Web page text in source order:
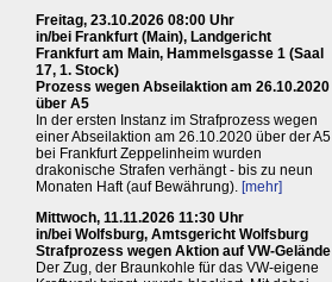
Freitag, 23.10.2026 08:00 Uhr
in/bei Frankfurt (Main), Landgericht
Frankfurt am Main, Hammelsgasse 1 (Saal
17, 1. Stock)
Prozess wegen Abseilaktion am 26.10.2020
über A5
In der ersten Instanz im Strafprozess wegen
einer Abseilaktion am 26.10.2020 über der A5
bei Frankfurt Zeppelinheim wurden
drakonische Strafen verhängt - bis zu neun
Monaten Haft (auf Bewährung). [mehr]
Mittwoch, 11.11.2026 11:30 Uhr
in/bei Wolfsburg, Amtsgericht Wolfsburg
Strafprozess wegen Aktion auf VW-Gelände
Der Zug, der Braunkohle für das VW-eigene